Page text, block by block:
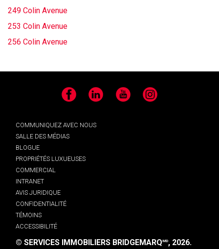
249 Colin Avenue
253 Colin Avenue
256 Colin Avenue
Facebook LinkedIn YouTube Instagram
COMMUNIQUEZ AVEC NOUS
SALLE DES MÉDIAS
BLOGUE
PROPRIÉTÉS LUXUEUSES
COMMERCIAL
INTRANET
AVIS JURIDIQUE
CONFIDENTIALITÉ
TÉMOINS
ACCESSIBILITÉ
© SERVICES IMMOBILIERS BRIDGEMARQMD, 2026.